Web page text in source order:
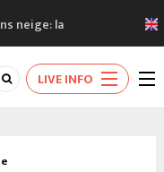
neige: la
montagne
visiter le nouveau
3 personnes sont
magasin de course
LIVE INFO